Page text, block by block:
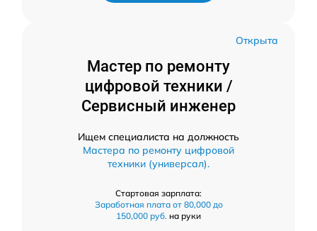
Открыта
Мастер по ремонту
цифровой техники /
Сервисный инженер
Ищем специалиста на должность
Мастера по ремонту цифровой
техники (универсал).
Стартовая зарплата:
Заработная плата от 80,000 до
150,000 руб. на руки